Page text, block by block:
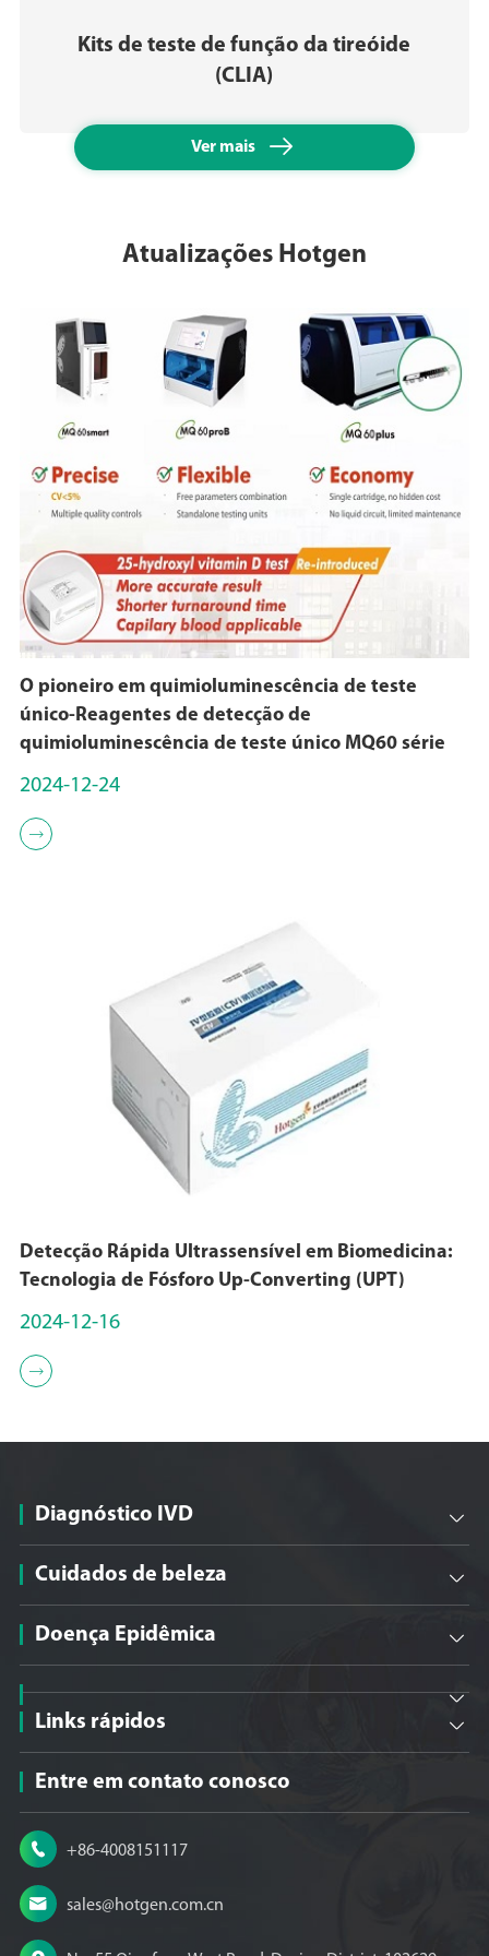
Kits de teste de função da tireóide
(CLIA)
Ver mais 
Atualizações Hotgen
O pioneiro em quimioluminescência de teste
único-Reagentes de detecção de
quimioluminescência de teste único MQ60 série
2024-12-24

Detecção Rápida Ultrassensível em Biomedicina:
Tecnologia de Fósforo Up-Converting (UPT)
2024-12-16

Diagnóstico IVD 
Cuidados de beleza 
Doença Epidêmica 

Links rápidos 
Entre em contato conosco
 +86-4008151117
 sales@hotgen.com.cn